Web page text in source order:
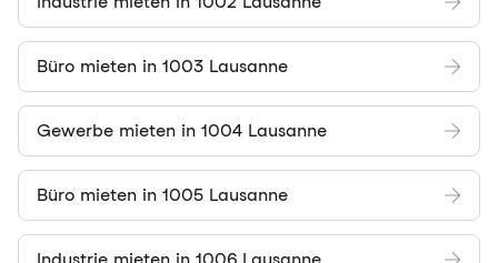
Büro mieten in 1003 Lausanne
Gewerbe mieten in 1004 Lausanne
Büro mieten in 1005 Lausanne